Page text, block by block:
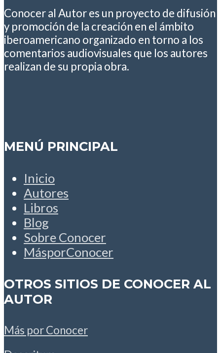
Conocer al Autor es un proyecto de difusión
y promoción de la creación en el ámbito
iberoamericano organizado en torno a los
comentarios audiovisuales que los autores
realizan de su propia obra.
MENÚ PRINCIPAL
Inicio
Autores
Libros
Blog
Sobre Conocer
MásporConocer
OTROS SITIOS DE CONOCER AL
AUTOR
Más por Conocer